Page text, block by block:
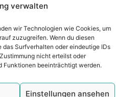
verwalten
wir Technologien wie Cookies, um
zuzugreifen. Wenn du diesen
Surfverhalten oder eindeutige IDs
nicht erteilst oder
Funktionen beeinträchtigt werden.
Einstellungen ansehen
Widerrufsrecht